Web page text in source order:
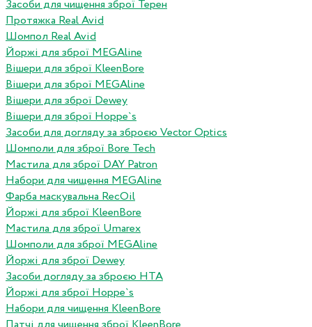
Засоби для чищення зброї Терен
Протяжка Real Avid
Шомпол Real Avid
Йоржі для зброї MEGAline
Вішери для зброї KleenBore
Вішери для зброї MEGAline
Вішери для зброї Dewey
Вішери для зброї Hoppe`s
Засоби для догляду за зброєю Vector Optics
Шомполи для зброї Bore Tech
Мастила для зброї DAY Patron
Набори для чищення MEGAline
Фарба маскувальна RecOil
Йоржі для зброї KleenBore
Мастила для зброї Umarex
Шомполи для зброї MEGAline
Йоржі для зброї Dewey
Засоби догляду за зброєю HTA
Йоржі для зброї Hoppe`s
Набори для чищення KleenBore